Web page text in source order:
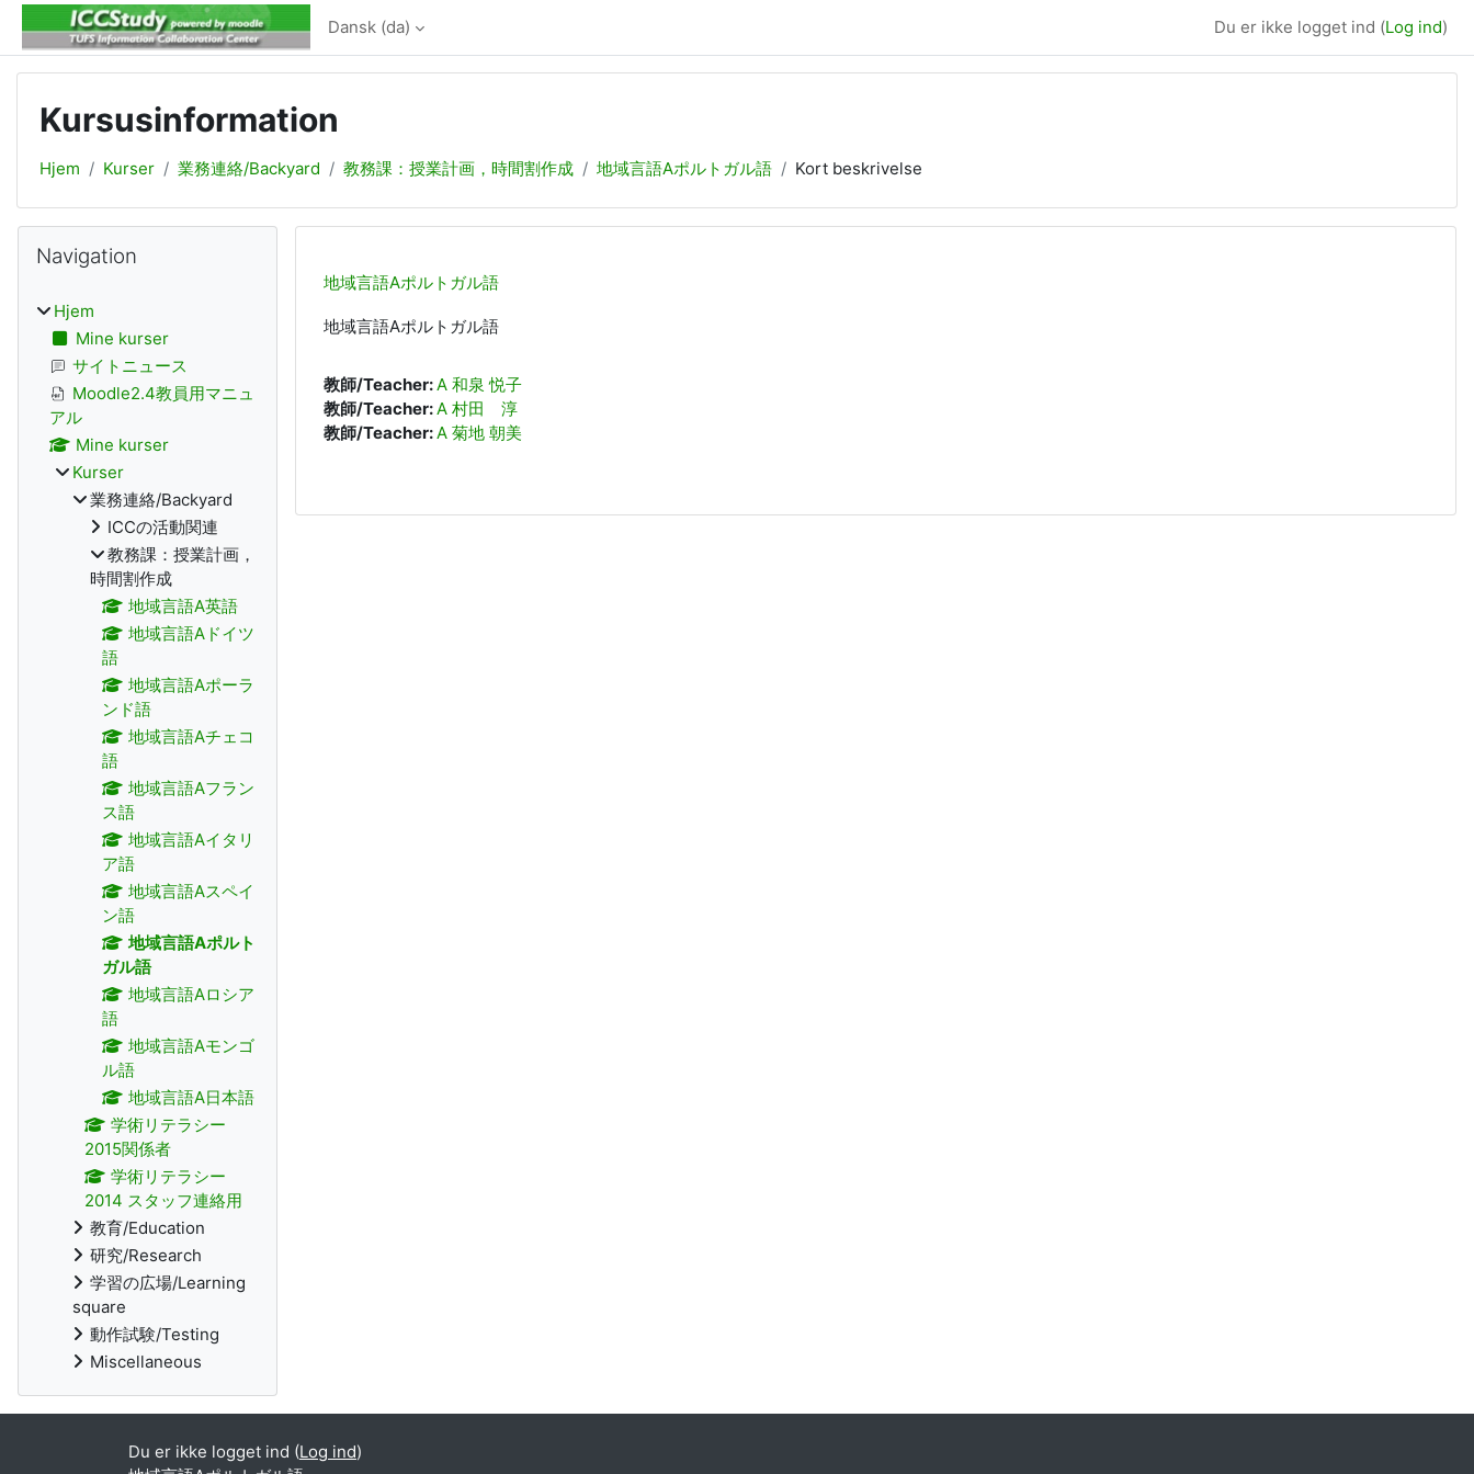
Gå til hovedindhold
Dansk ‎(da)‎ Du er ikke logget ind (Log ind)
Kursusinformation
Hjem Kurser 業務連絡/Backyard 教務課：授業計画，時間割作成 地域言語Aポルトガル語 Kort beskrivelse
地域言語Aポルトガル語
地域言語Aポルトガル語
教師/Teacher:A 和泉 悦子
教師/Teacher:A 村田 淳
教師/Teacher:A 菊地 朝美
Blokke
Navigation
Hjem
Mine kurser
サイトニュース
Moodle2.4教員用マニュ
アル
Mine kurser
Kurser
業務連絡/Backyard
ICCの活動関連
教務課：授業計画，
時間割作成
地域言語A英語
地域言語Aドイツ
語
地域言語Aポーラ
ンド語
地域言語Aチェコ
語
地域言語Aフラン
ス語
地域言語Aイタリ
ア語
地域言語Aスペイ
ン語
地域言語Aポルト
ガル語
地域言語Aロシア
語
地域言語Aモンゴ
ル語
地域言語A日本語
学術リテラシー
2015関係者
学術リテラシー
2014 スタッフ連絡用
教育/Education
研究/Research
学習の広場/Learning
square
動作試験/Testing
Miscellaneous
Du er ikke logget ind (Log ind)